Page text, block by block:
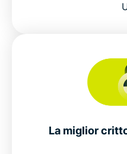
La miglior